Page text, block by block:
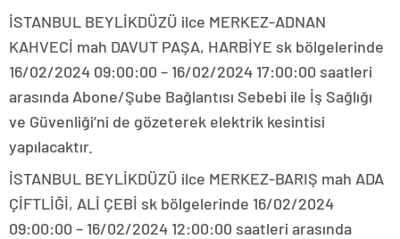
İSTANBUL BEYLİKDÜZÜ ilce MERKEZ-ADNAN
KAHVECİ mah DAVUT PAŞA, HARBİYE sk bölgelerinde
16/02/2024 09:00:00 – 16/02/2024 17:00:00 saatleri
arasında Abone/Şube Bağlantısı Sebebi ile İş Sağlığı
ve Güvenliği’ni de gözeterek elektrik kesintisi
yapılacaktır.
İSTANBUL BEYLİKDÜZÜ ilce MERKEZ-BARIŞ mah ADA
ÇİFTLİĞİ, ALİ ÇEBİ sk bölgelerinde 16/02/2024
09:00:00 – 16/02/2024 12:00:00 saatleri arasında